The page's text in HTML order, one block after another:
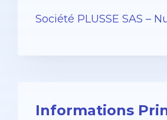
Société PLUSSE SAS –
Informations